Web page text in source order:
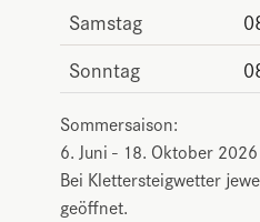
Samstag
Sonntag
Sommersaison:
6. Juni - 18. Oktober 2026
Bei Klettersteigwetter
geöffnet.